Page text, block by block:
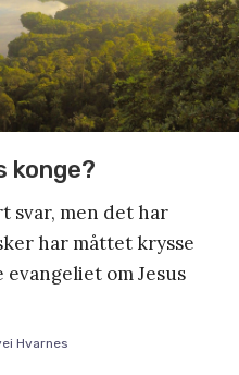
konge?
svar, men det har
har måttet krysse
om Jesus
Hvarnes